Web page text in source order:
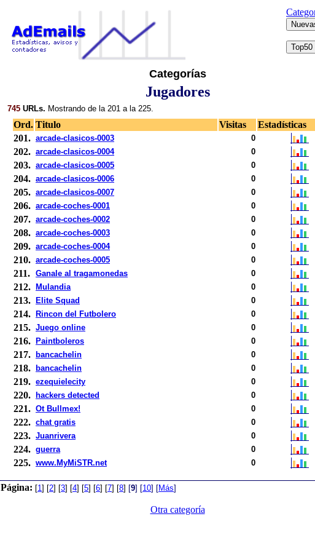
Categorías
Jugadores
745 URLs. Mostrando de la 201 a la 225.
Ord. Titulo Visitas
Estadísticas
201. arcade-clasicos-0003 0
202. arcade-clasicos-0004 0
203. arcade-clasicos-0005 0
204. arcade-clasicos-0006 0
205. arcade-clasicos-0007 0
206. arcade-coches-0001 0
207. arcade-coches-0002 0
208. arcade-coches-0003 0
209. arcade-coches-0004 0
210. arcade-coches-0005 0
211. Ganale al tragamonedas 0
212. Mulandia 0
213. Elite Squad 0
214. Rincon del Futbolero 0
215. Juego online 0
216. Paintboleros 0
217. bancachelin 0
218. bancachelin 0
219. ezequielecity 0
220. hackers detected 0
221. Ot Bullmex! 0
222. chat gratis 0
223. Juanrivera 0
224. guerra 0
225. www.MyMiSTR.net 0
Página: [1] [2] [3] [4] [5] [6] [7] [8] [9] [10] [Más]
Otra categoría